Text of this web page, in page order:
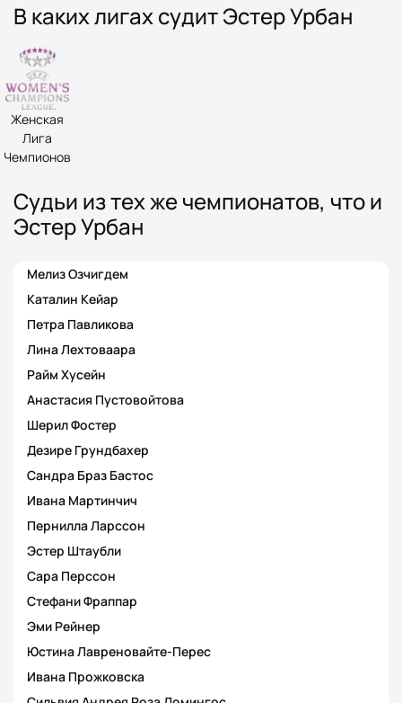
В каких лигах судит Эстер Урбан
Женская
Лига
Чемпионов
Судьи из тех же чемпионатов, что и
Эстер Урбан
Мелиз Озчигдем
Каталин Кейар
Петра Павликова
Лина Лехтоваара
Райм Хусейн
Анастасия Пустовойтова
Шерил Фостер
Дезире Грундбахер
Сандра Браз Бастос
Ивана Мартинчич
Пернилла Ларссон
Эстер Штаубли
Сара Перссон
Стефани Фраппар
Эми Рейнер
Юстина Лавреновайте-Перес
Ивана Прожковска